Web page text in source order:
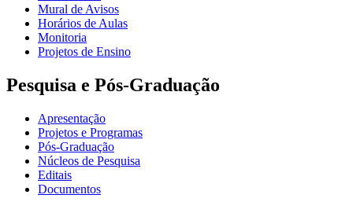
Mural de Avisos
Horários de Aulas
Monitoria
Projetos de Ensino
Pesquisa e Pós-Graduação
Apresentação
Projetos e Programas
Pós-Graduação
Núcleos de Pesquisa
Editais
Documentos